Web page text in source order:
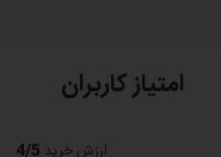
امتیاز کاربران
ارزش خرید 4/5